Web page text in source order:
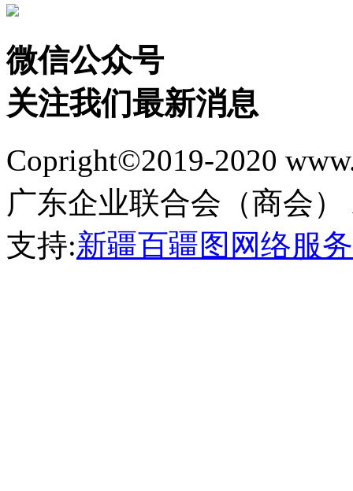
微信公众号
关注我们最新消息
Copright©2019-2020
广东企业联合会（商会）
支持:新疆百疆图网络服